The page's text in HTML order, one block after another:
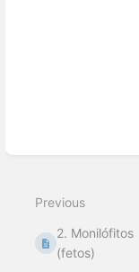
Previous
2. Monilófitos
(fetos)